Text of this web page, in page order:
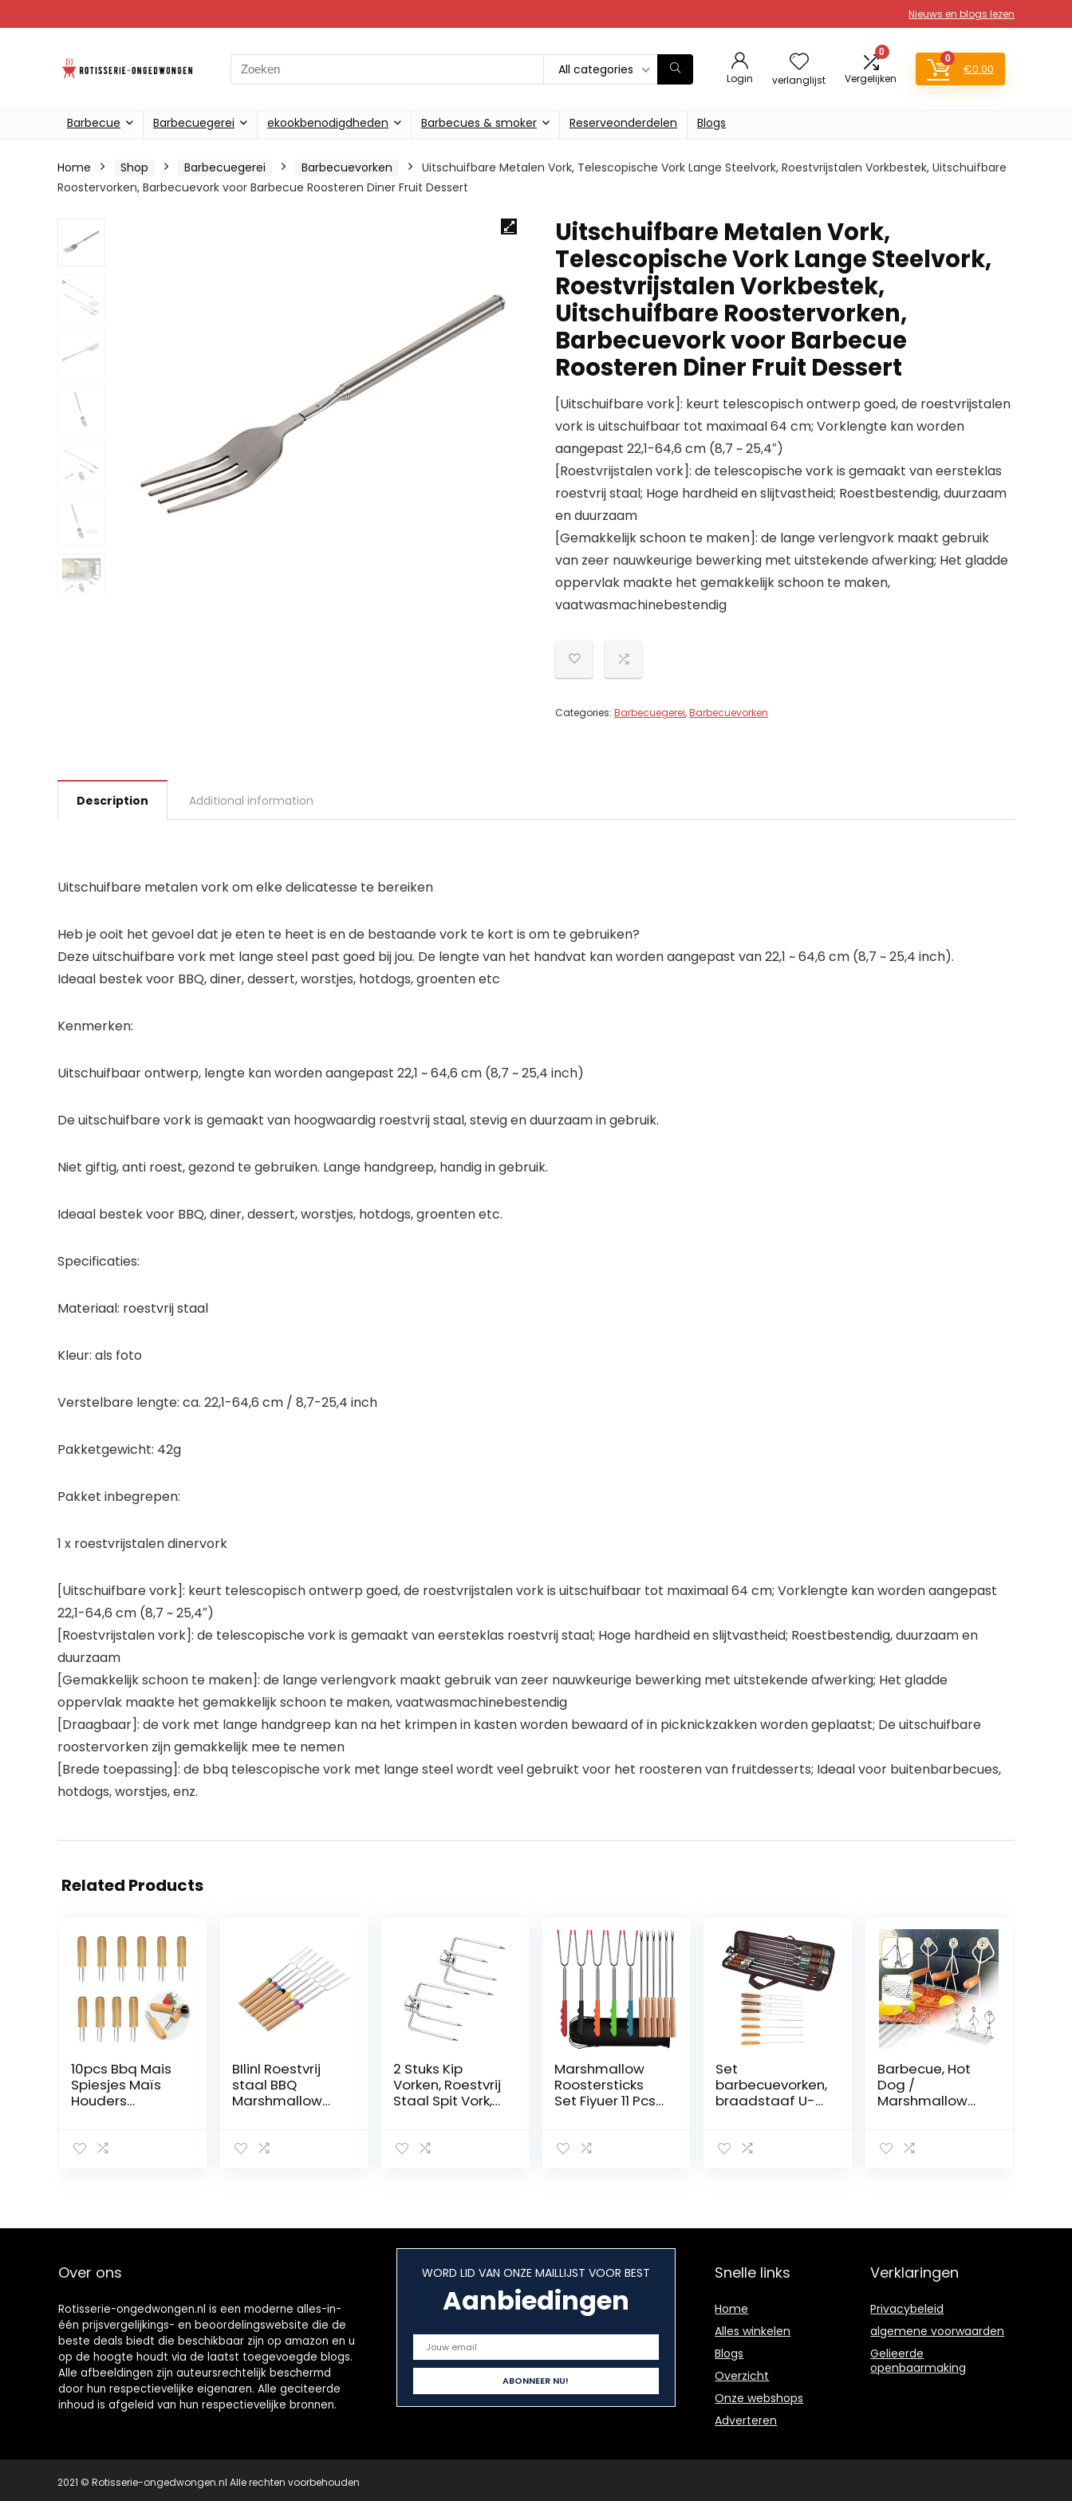
Nieuws en blogs lezen
Search
for:
All categories
Login verlanglijst
0
Vergelijken
0
€0.00
Barbecue Barbecuegerei ekookbenodigdheden Barbecues & smoker Reserveonderdelen Blogs
Home Shop Barbecuegerei Barbecuevorken
Uitschuifbare Metalen Vork, Telescopische Vork Lange Steelvork, Roestvrijstalen Vorkbestek, Uitschuifbare
Roostervorken, Barbecuevork voor Barbecue Roosteren Diner Fruit Dessert
Uitschuifbare Metalen Vork,
Telescopische Vork Lange Steelvork,
Roestvrijstalen Vorkbestek,
Uitschuifbare Roostervorken,
Barbecuevork voor Barbecue
Roosteren Diner Fruit Dessert
[Uitschuifbare vork]: keurt telescopisch ontwerp goed, de roestvrijstalen
vork is uitschuifbaar tot maximaal 64 cm; Vorklengte kan worden
aangepast 22,1-64,6 cm (8,7 ~ 25,4″)
[Roestvrijstalen vork]: de telescopische vork is gemaakt van eersteklas
roestvrij staal; Hoge hardheid en slijtvastheid; Roestbestendig, duurzaam
en duurzaam
[Gemakkelijk schoon te maken]: de lange verlengvork maakt gebruik
van zeer nauwkeurige bewerking met uitstekende afwerking; Het gladde
oppervlak maakte het gemakkelijk schoon te maken,
vaatwasmachinebestendig
Categories: Barbecuegerei,Barbecuevorken
Description Additional information
Uitschuifbare metalen vork om elke delicatesse te bereiken
Heb je ooit het gevoel dat je eten te heet is en de bestaande vork te kort is om te gebruiken?
Deze uitschuifbare vork met lange steel past goed bij jou. De lengte van het handvat kan worden aangepast van 22,1 ~ 64,6 cm (8,7 ~ 25,4 inch).
Ideaal bestek voor BBQ, diner, dessert, worstjes, hotdogs, groenten etc
Kenmerken:
Uitschuifbaar ontwerp, lengte kan worden aangepast 22,1 ~ 64,6 cm (8,7 ~ 25,4 inch)
De uitschuifbare vork is gemaakt van hoogwaardig roestvrij staal, stevig en duurzaam in gebruik.
Niet giftig, anti roest, gezond te gebruiken. Lange handgreep, handig in gebruik.
Ideaal bestek voor BBQ, diner, dessert, worstjes, hotdogs, groenten etc.
Specificaties:
Materiaal: roestvrij staal
Kleur: als foto
Verstelbare lengte: ca. 22,1-64,6 cm / 8,7-25,4 inch
Pakketgewicht: 42g
Pakket inbegrepen:
1 x roestvrijstalen dinervork
[Uitschuifbare vork]: keurt telescopisch ontwerp goed, de roestvrijstalen vork is uitschuifbaar tot maximaal 64 cm; Vorklengte kan worden aangepast
22,1-64,6 cm (8,7 ~ 25,4″)
[Roestvrijstalen vork]: de telescopische vork is gemaakt van eersteklas roestvrij staal; Hoge hardheid en slijtvastheid; Roestbestendig, duurzaam en
duurzaam
[Gemakkelijk schoon te maken]: de lange verlengvork maakt gebruik van zeer nauwkeurige bewerking met uitstekende afwerking; Het gladde
oppervlak maakte het gemakkelijk schoon te maken, vaatwasmachinebestendig
[Draagbaar]: de vork met lange handgreep kan na het krimpen in kasten worden bewaard of in picknickzakken worden geplaatst; De uitschuifbare
roostervorken zijn gemakkelijk mee te nemen
[Brede toepassing]: de bbq telescopische vork met lange steel wordt veel gebruikt voor het roosteren van fruitdesserts; Ideaal voor buitenbarbecues,
hotdogs, worstjes, enz.
Related Products
10pcs Bbq Mais
Spiesjes Maïs
Houders
met Houten
Roestvrij Staal
ue Accessoires
BIlinl Roestvrij
staal BBQ
Marshmallow
Roaster
2 Stuks Kip
Vorken, Roestvrij
Staal Spit Vork,
Kip Vorken,
Chrome
Barbecue
Spike BBQ
Accessoires
Marshmallow
Roostersticks
Set Fiyuer 11 Pcs
Barbecue Grill
Uitschuifbaar 114
cm
Set
barbecuevorken,
braadstaaf U-
en
Barbecue, Hot
Dog /
Marshmallow
hengst- /
met koffer, zeer
(hengst grill 1
Over ons
Rotisserie-ongedwongen.nl is een moderne alles-in-
één prijsvergelijkings- en beoordelingswebsite die de
beste deals biedt die beschikbaar zijn op amazon en u
op de hoogte houdt via de laatst toegevoegde blogs.
Alle afbeeldingen zijn auteursrechtelijk beschermd
door hun respectievelijke eigenaren. Alle geciteerde
inhoud is afgeleid van hun respectievelijke bronnen.
WORD LID VAN ONZE MAILLIJST VOOR BEST
Aanbiedingen
Snelle links
Home
Alles winkelen
Blogs
Overzicht
Onze webshops
Adverteren
Verklaringen
Privacybeleid
algemene voorwaarden
Gelieerde
openbaarmaking
2021 © Rotisserie-ongedwongen.nl Alle rechten voorbehouden